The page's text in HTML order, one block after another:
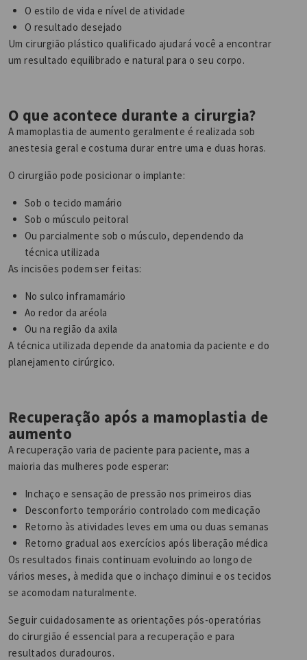
O estilo de vida e nível de atividade
O resultado desejado
Um cirurgião plástico qualificado ajudará você a encontrar
um resultado equilibrado e natural para o seu corpo.
O que acontece durante a cirurgia?
A mamoplastia de aumento geralmente é realizada sob
anestesia geral e costuma durar entre uma e duas horas.
O cirurgião pode posicionar o implante:
Sob o tecido mamário
Sob o músculo peitoral
Ou parcialmente sob o músculo, dependendo da
técnica utilizada
As incisões podem ser feitas:
No sulco inframamário
Ao redor da aréola
Ou na região da axila
A técnica utilizada depende da anatomia da paciente e do
planejamento cirúrgico.
Recuperação após a mamoplastia de
aumento
A recuperação varia de paciente para paciente, mas a
maioria das mulheres pode esperar:
Inchaço e sensação de pressão nos primeiros dias
Desconforto temporário controlado com medicação
Retorno às atividades leves em uma ou duas semanas
Retorno gradual aos exercícios após liberação médica
Os resultados finais continuam evoluindo ao longo de
vários meses, à medida que o inchaço diminui e os tecidos
se acomodam naturalmente.
Seguir cuidadosamente as orientações pós-operatórias
do cirurgião é essencial para a recuperação e para
resultados duradouros.